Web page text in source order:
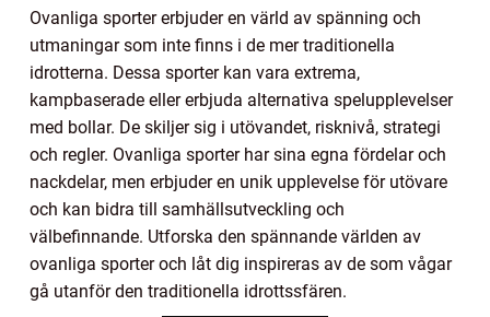
Ovanliga sporter erbjuder en värld av spänning och
utmaningar som inte finns i de mer traditionella
idrotterna. Dessa sporter kan vara extrema,
kampbaserade eller erbjuda alternativa spelupplevelser
med bollar. De skiljer sig i utövandet, risknivå, strategi
och regler. Ovanliga sporter har sina egna fördelar och
nackdelar, men erbjuder en unik upplevelse för utövare
och kan bidra till samhällsutveckling och
välbefinnande. Utforska den spännande världen av
ovanliga sporter och låt dig inspireras av de som vågar
gå utanför den traditionella idrottssfären.